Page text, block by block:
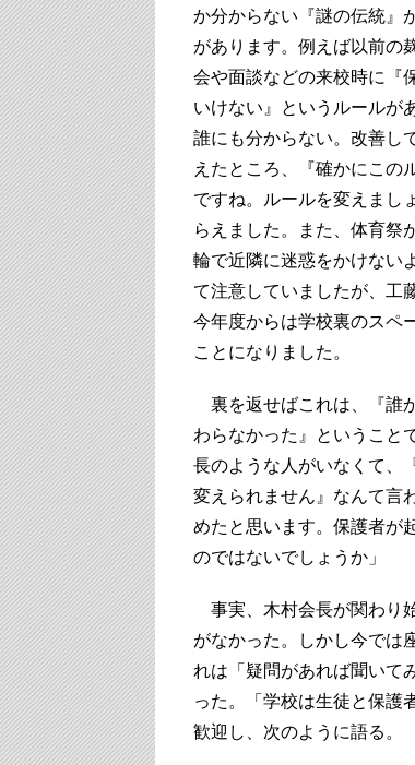
か分からない『謎の伝統』
があります。例えば以前の
会や面談などの来校時に『
いけない』というルールが
誰にも分からない。改善し
えたところ、『確かにこの
ですね。ルールを変えまし
らえました。また、体育祭
輪で近隣に迷惑をかけない
て注意していましたが、工
今年度からは学校裏のスペ
ことになりました。
裏を返せばこれは、『誰
わらなかった』ということ
長のような人がいなくて、
変えられません』なんて言
めたと思います。保護者が
のではないでしょうか」
事実、木村会長が関わり
がなかった。しかし今では
れは「疑問があれば聞いて
った。「学校は生徒と保護
歓迎し、次のように語る。